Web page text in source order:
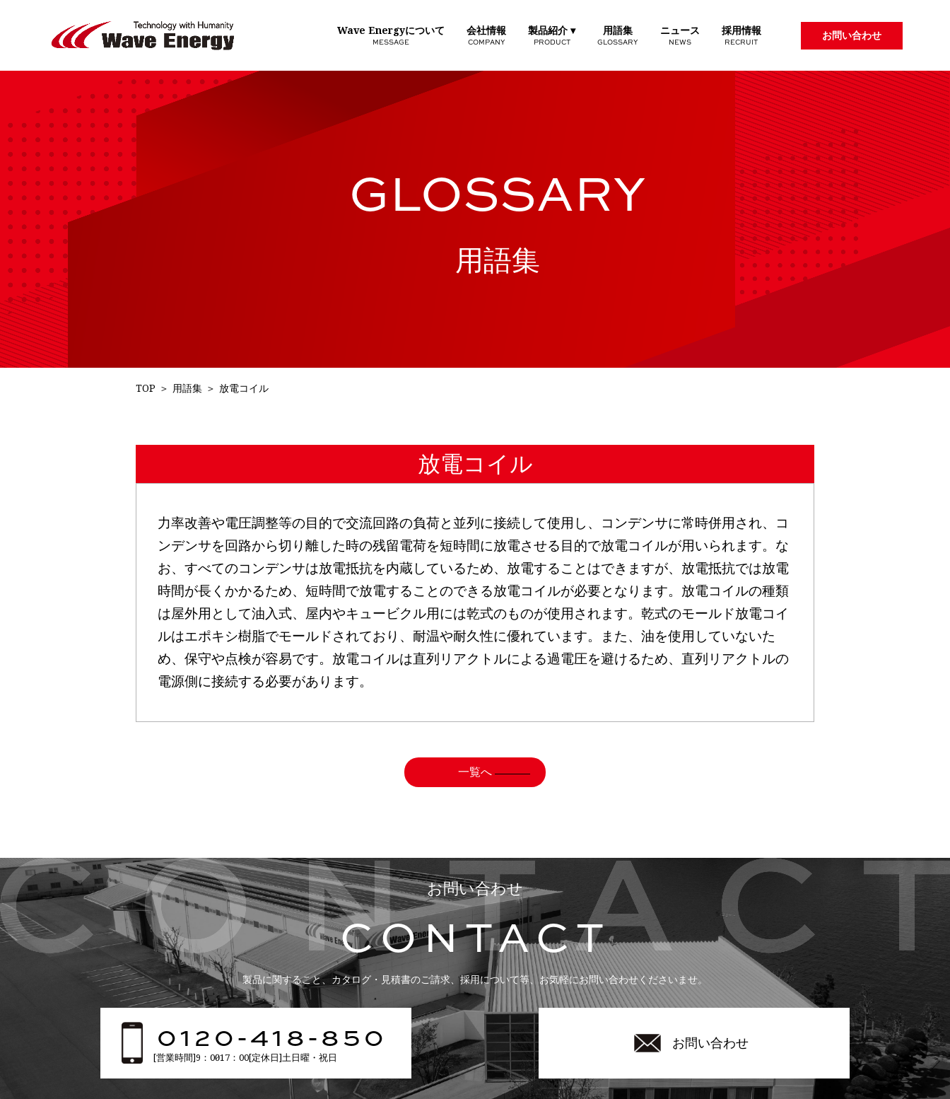
Wave Energyについて
MESSAGE
会社情報
COMPANY
製品紹介 ▾
PRODUCT
用語集
GLOSSARY
ニュース
NEWS
採用情報
RECRUIT お問い合わせ
GLOSSARY
用語集
TOP ＞ 用語集 ＞ 放電コイル
放電コイル
力率改善や電圧調整等の目的で交流回路の負荷と並列に接続して使用し、コンデンサに常時併用され、コ
ンデンサを回路から切り離した時の残留電荷を短時間に放電させる目的で放電コイルが用いられます。な
お、すべてのコンデンサは放電抵抗を内蔵しているため、放電することはできますが、放電抵抗では放電
時間が長くかかるため、短時間で放電することのできる放電コイルが必要となります。放電コイルの種類
は屋外用として油入式、屋内やキュービクル用には乾式のものが使用されます。乾式のモールド放電コイ
ルはエポキシ樹脂でモールドされており、耐温や耐久性に優れています。また、油を使用していないた
め、保守や点検が容易です。放電コイルは直列リアクトルによる過電圧を避けるため、直列リアクトルの
電源側に接続する必要があります。
一覧へ
お問い合わせ
CONTACT
製品に関すること、カタログ・見積書のご請求、採用について等、お気軽にお問い合わせくださいませ。
0120-418-850
[営業時間]9：00〜17：00[定休日]土日曜・祝日
お問い合わせ